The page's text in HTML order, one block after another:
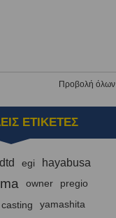
Προβολή όλων
ΕΤΙΚΕΤΕΣ
dtd egi hayabusa
owner pregio
yamashita